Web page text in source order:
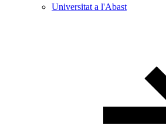
Universitat a l'Abast